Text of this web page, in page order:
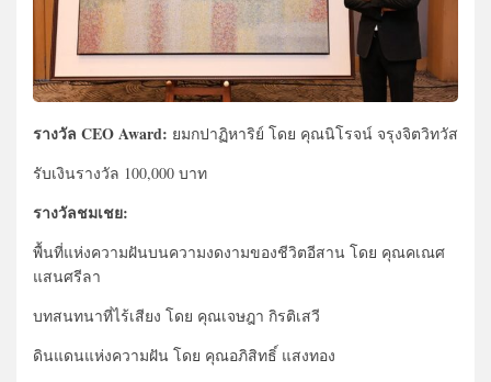
รางวัล CEO Award: ยมกปาฏิหาริย์ โดย คุณนิโรจน์ จรุงจิตวิทวัส
รับเงินรางวัล 100,000 บาท
รางวัลชมเชย:
พื้นที่แห่งความฝันบนความงดงามของชีวิตอีสาน โดย คุณคเณศ
แสนศรีลา
บทสนทนาที่ไร้เสียง โดย คุณเจษฎา กิรติเสวี
ดินแดนแห่งความฝัน โดย คุณอภิสิทธิ์ แสงทอง